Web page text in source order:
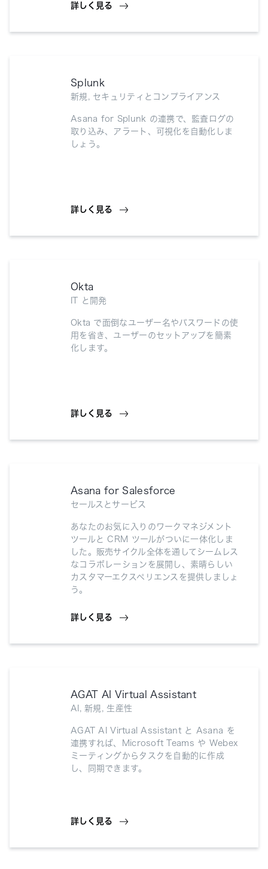
詳しく見る
Splunk
新規, セキュリティとコンプライアンス
Asana for Splunk の連携で、監査ログの
取り込み、アラート、可視化を自動化しま
しょう。
詳しく見る
Okta
IT と開発
Okta で面倒なユーザー名やパスワードの使
用を省き、ユーザーのセットアップを簡素
化します。
詳しく見る
Asana for Salesforce
セールスとサービス
あなたのお気に入りのワークマネジメント
ツールと CRM ツールがついに一体化しま
した。販売サイクル全体を通してシームレス
なコラボレーションを展開し、素晴らしい
カスタマーエクスペリエンスを提供しましょ
う。
詳しく見る
AGAT AI Virtual Assistant
AI, 新規, 生産性
AGAT AI Virtual Assistant と Asana を
連携すれば、Microsoft Teams や Webex
ミーティングからタスクを自動的に作成
し、同期できます。
詳しく見る